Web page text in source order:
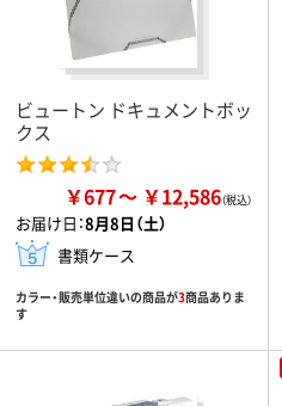
ビュートン ドキュメントボッ
クス
￥677 ￥12,586
お届け日：8月8日（土）
書類ケース
カラー・販売単位違いの商品が3商品ありま
す